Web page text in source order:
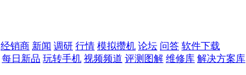
经销商 新闻 调研 行情 模拟攒机 论坛 问答 软件下载
每日新品 玩转手机 视频频道 评测图解 维修库 解决方案库